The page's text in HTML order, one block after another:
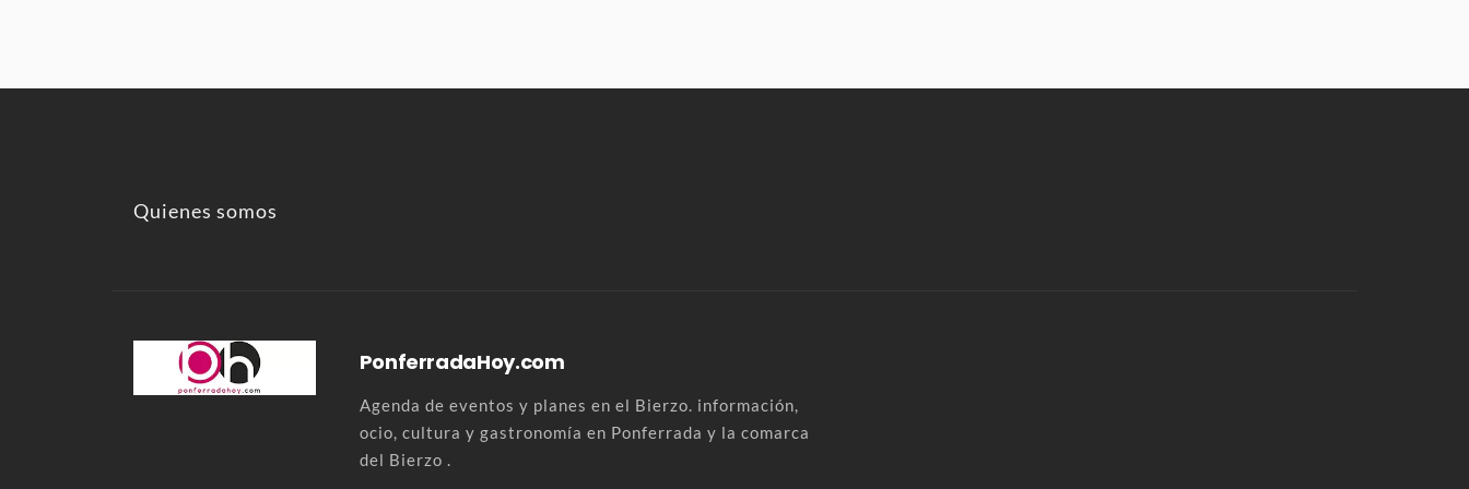
Quienes somos
PonferradaHoy.com
Agenda de eventos y planes en el Bierzo. información,
ocio, cultura y gastronomía en Ponferrada y la comarca
del Bierzo .